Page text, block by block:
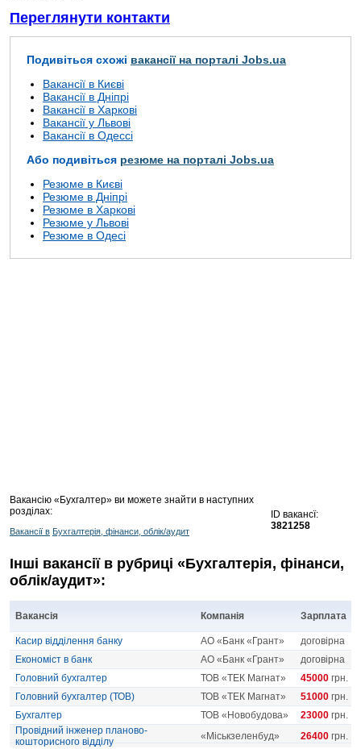
Переглянути контакти
Подивіться схожі вакансії на порталі Jobs.ua
Вакансії в Києві
Вакансії в Дніпрі
Вакансії в Харкові
Вакансії у Львові
Вакансії в Одессі
Або подивіться резюме на порталі Jobs.ua
Резюме в Києві
Резюме в Дніпрі
Резюме в Харкові
Резюме у Львові
Резюме в Одесі
Вакансію «Бухгалтер» ви можете знайти в наступних
розділах:
Вакансії в Бухгалтерія, фінанси, облік/аудит
ID вакансї:
3821258
Інші вакансії в рубриці «Бухгалтерія, фінанси,
облік/аудит»:
Вакансія Компанія Зарплата
Касир відділення банку АО «Банк «Грант»
договірна
Економіст в банк
АО «Банк «Грант»
договірна
Головний бухгалтер
ТОВ «ТЕК Магнат» 45000 грн.
Головний бухгалтер (ТОВ)
ТОВ «ТЕК Магнат» 51000 грн.
Бухгалтер
ТОВ «Новобудова» 23000 грн.
Провідний інженер планово-
кошторисного відділу
«Міськзеленбуд» 26400 грн.